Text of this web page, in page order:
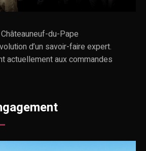
du-Pape
d’un savoir-faire expert.
actuellement aux commandes